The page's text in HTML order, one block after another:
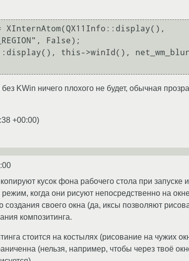
XInternAtom(QX11Info::display(),
False);
this->winId(),
KWin ничего плохого не будет, обычная
+00:00)
кусок фона рабочего стола при запуске
когда они рисуют непосредственно на
своего окна (да, иксы позволяют
композитинга.
стоится на костылях (рисование на чужих
(нельзя, например, чтобы через твоё